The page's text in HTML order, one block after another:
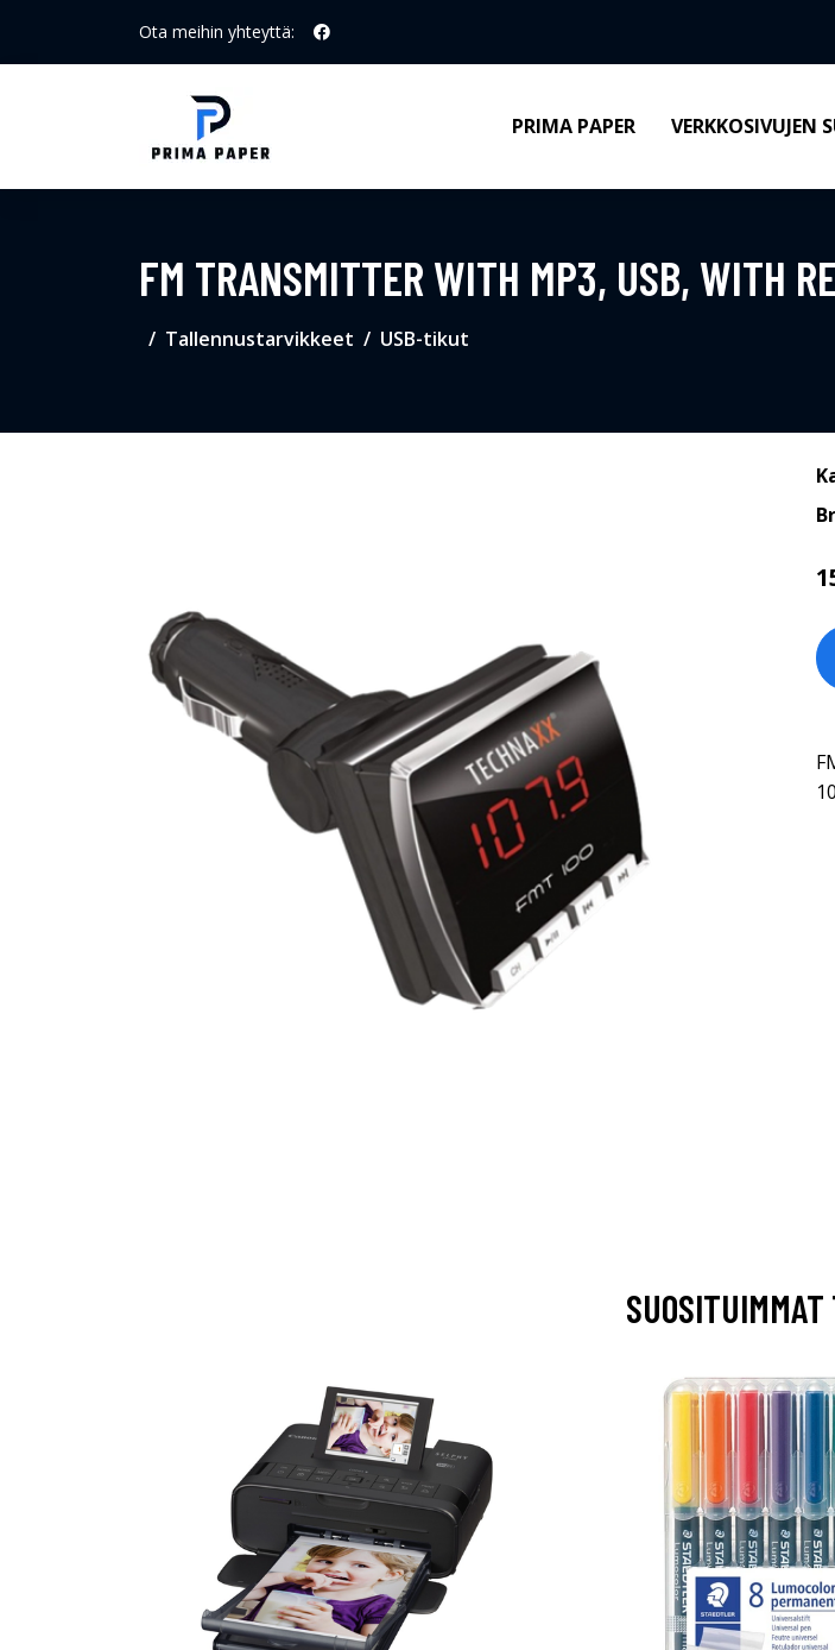
Ota meihin yhteyttä:
PRIMA PAPER VERKKOSIVUJEN
FM TRANSMITTER WITH MP3, USB, WITH
Tallennustarvikkeet USB-tikut